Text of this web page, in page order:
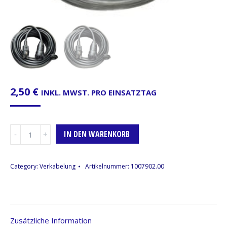
2,50 € INKL. MWST. PRO EINSATZTAG
25m
IN DEN WARENKORB
Category: Verkabelung Artikelnummer: 1007902.00
Zusätzliche Information